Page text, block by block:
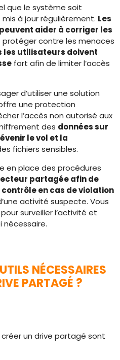
que le système soit
à jour régulièrement. Les
aider à corriger les
protéger contre les menaces
les utilisateurs doivent
fort afin de limiter l’accès
d’utiliser une solution
une protection
l’accès non autorisé aux
des données sur
le vol et la
fichiers sensibles.
en place des procédures
partagée afin de
en cas de violation
activité suspecte. Vous
surveiller l’activité et
nécessaire.
NÉCESSAIRES
PARTAGÉ ?
un drive partagé sont